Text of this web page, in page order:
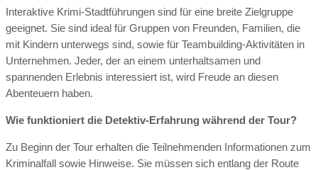
Interaktive Krimi-Stadtführungen sind für eine breite Zielgruppe
geeignet. Sie sind ideal für Gruppen von Freunden, Familien, die
mit Kindern unterwegs sind, sowie für Teambuilding-Aktivitäten in
Unternehmen. Jeder, der an einem unterhaltsamen und
spannenden Erlebnis interessiert ist, wird Freude an diesen
Abenteuern haben.
Wie funktioniert die Detektiv-Erfahrung während der Tour?
Zu Beginn der Tour erhalten die Teilnehmenden Informationen zum
Kriminalfall sowie Hinweise. Sie müssen sich entlang der Route